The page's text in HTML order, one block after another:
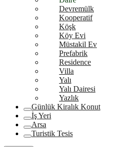
Devremülk
Kooperatif
Köşk
Köy Evi
Müstakil Ev
Prefabrik
Residence
Villa
Yalı
Yalı Dairesi
Yazlık
Günlük Kiralık Konut
İş Yeri
Arsa
Turistik Tesis